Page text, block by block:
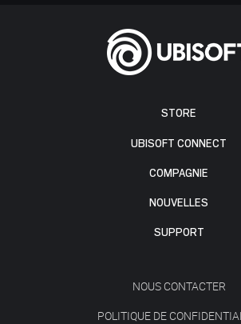
STORE
UBISOFT CONNECT
COMPAGNIE
NOUVELLES
SUPPORT
NOUS CONTACTER
POLITIQUE DE